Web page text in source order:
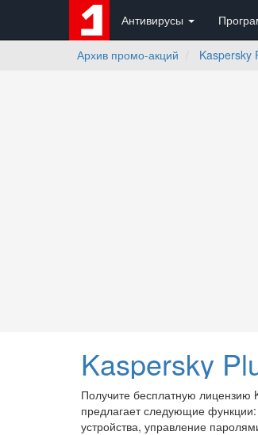
Антивирусы
Архив промо-акций Kaspersky
Получите бесплатную лицензию
предлагает следующие
устройства, управление